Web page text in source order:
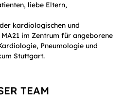
liebe Eltern,
kardiologischen und
im Zentrum für angeborene
Pneumologie und
Stuttgart.
TEAM